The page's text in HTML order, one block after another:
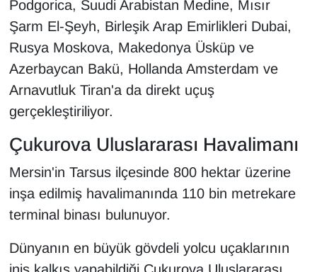
Podgorica, Suudi Arabistan Medine, Mısır
Şarm El-Şeyh, Birleşik Arap Emirlikleri Dubai,
Rusya Moskova, Makedonya Üsküp ve
Azerbaycan Bakü, Hollanda Amsterdam ve
Arnavutluk Tiran'a da direkt uçuş
gerçekleştiriliyor.
Çukurova Uluslararası Havalimanı
Mersin'in Tarsus ilçesinde 800 hektar üzerine
inşa edilmiş havalimanında 110 bin metrekare
terminal binası bulunuyor.
Dünyanın en büyük gövdeli yolcu uçaklarının